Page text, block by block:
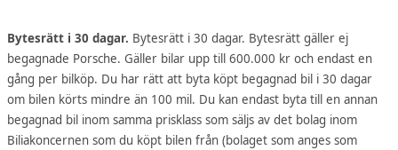
Bytesrätt i 30 dagar. Bytesrätt i 30 dagar. Bytesrätt gäller ej
begagnade Porsche. Gäller bilar upp till 600.000 kr och endast en
gång per bilköp. Du har rätt att byta köpt begagnad bil i 30 dagar
om bilen körts mindre än 100 mil. Du kan endast byta till en annan
begagnad bil inom samma prisklass som säljs av det bolag inom
Biliakoncernen som du köpt bilen från (bolaget som anges som